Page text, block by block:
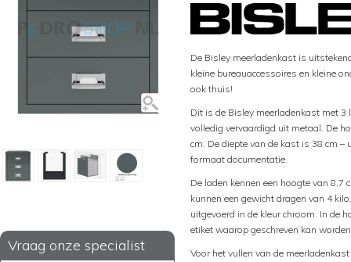
Vraag onze specialist
De Bisley meerladenkast is
kleine bureauaccessoires en kleine
ook thuis!
Dit is de Bisley meerladenkast met
volledig vervaardigd uit metaal. De
cm. De diepte van de kast is 38 cm
formaat documentatie.
De laden kennen een hoogte van
kunnen een gewicht dragen van 4
uitgevoerd in de kleur chroom. In de
etiket waarop geschreven kan
Voor het vullen van de